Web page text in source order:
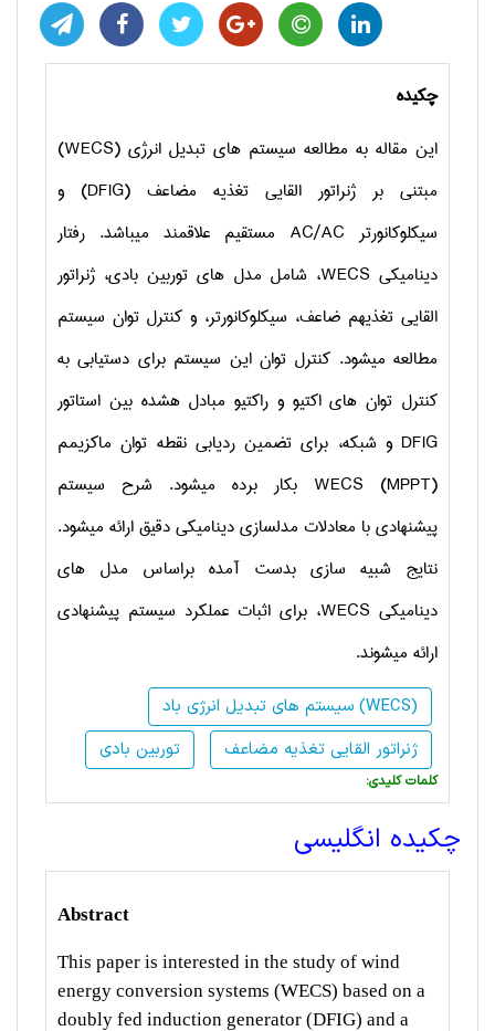
چکیده
این مقاله به مطالعه سیستم­ های تبدیل انرژی (WECS)
مبتنی بر ژنراتور القایی تغذیه­ مضاعف (DFIG) و
سیکلوکانورتر AC/AC مستقیم علاقمند می­باشد. رفتار
دینامیکی WECS، شامل مدل ­های توربین بادی، ژنراتور
القایی تغذیه­م ضاعف، سیکلوکانورتر، و کنترل توان سیستم
مطالعه می­شود. کنترل توان این سیستم برای دستیابی به
کنترل توان­ های اکتیو و راکتیو مبادل ه­شده بین استاتور
DFIG و شبکه، برای تضمین ردیابی نقطه توان ماکزیمم
(MPPT)
WECS بکار برده می­شود. شرح سیستم
پیشنهادی با معادلات مدلسازی دینامیکی دقیق ارائه می­شود.
نتایج شبیه ­سازی بدست ­آمده براساس مدل های
دینامیکی WECS، برای اثبات عملکرد سیستم پیشنهادی
ارائه می­شوند.
سیستم های تبدیل انرژی باد (WECS)
توربین بادی
ژنراتور القایی تغذیه مضاعف
:کلمات کلیدی
چکیده انگلیسی
Abstract
This paper is interested in the study of wind
energy conversion systems (WECS) based on a
doubly fed induction generator (DFIG) and a